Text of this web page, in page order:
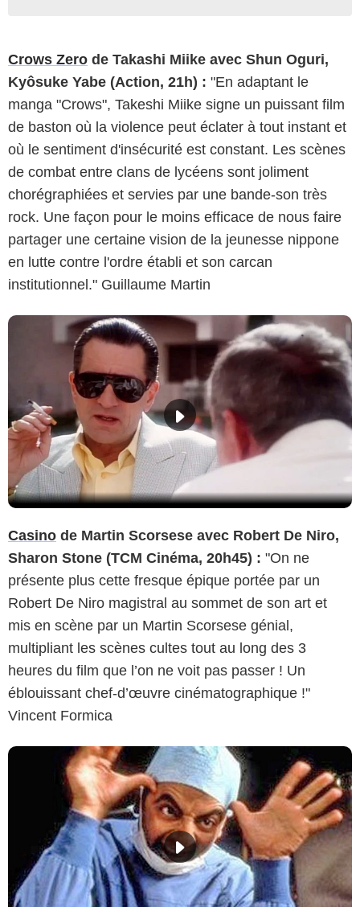
Crows Zero de Takashi Miike avec Shun Oguri,
Kyôsuke Yabe (Action, 21h) : "En adaptant le
manga "Crows", Takeshi Miike signe un puissant film
de baston où la violence peut éclater à tout instant et
où le sentiment d'insécurité est constant. Les scènes
de combat entre clans de lycéens sont joliment
chorégraphiées et servies par une bande-son très
rock. Une façon pour le moins efficace de nous faire
partager une certaine vision de la jeunesse nippone
en lutte contre l'ordre établi et son carcan
institutionnel." Guillaume Martin
Casino de Martin Scorsese avec Robert De Niro,
Sharon Stone (TCM Cinéma, 20h45) : "On ne
présente plus cette fresque épique portée par un
Robert De Niro magistral au sommet de son art et
mis en scène par un Martin Scorsese génial,
multipliant les scènes cultes tout au long des 3
heures du film que l’on ne voit pas passer ! Un
éblouissant chef-d’œuvre cinématographique !"
Vincent Formica